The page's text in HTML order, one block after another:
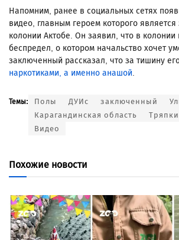
Напомним, ранее в социальных сетях
видео, главным героем которого
колонии Актобе. Он заявил, что в колонии
беспредел, о котором начальство хочет
заключенный рассказал, что за тишину
наркотиками, а именно анашой.
Темы: Полы ДУИс заключенный
Карагандинская область
Тряпки
Видео
Похожие новости